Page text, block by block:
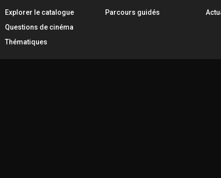
Explorer le catalogue
Questions de cinéma
Thématiques
Parcours guidés